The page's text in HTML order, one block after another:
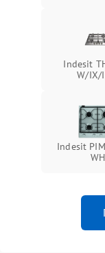
Indesit
W/IX/I
Indesit
WH